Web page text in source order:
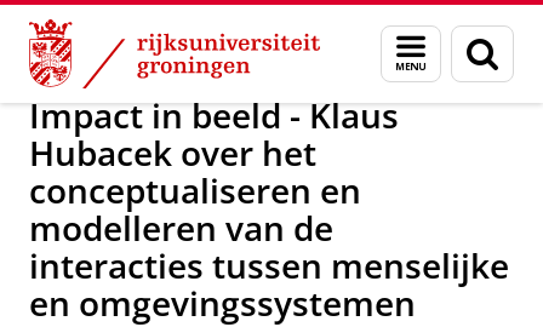
Skip
Content
Skip
Navigation
Menu
en
zoeken
Over ons Actueel Nieuws
Impact in beeld - Klaus
Hubacek over het
conceptualiseren en
modelleren van de
interacties tussen menselijke
en omgevingssystemen